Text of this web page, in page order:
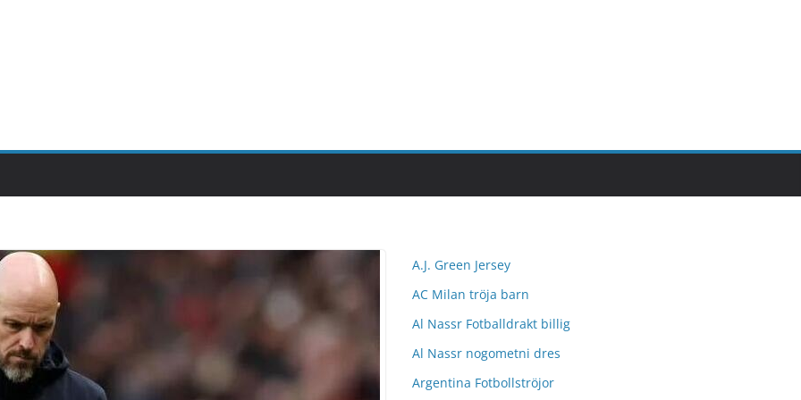
A.J. Green Jersey
AC Milan tröja barn
Al Nassr Fotballdrakt billig
Al Nassr nogometni dres
Argentina Fotbollströjor